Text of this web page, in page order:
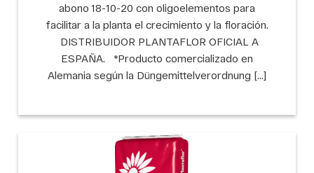
abono 18-10-20 con oligoelementos para
facilitar a la planta el crecimiento y la floración.
DISTRIBUIDOR PLANTAFLOR OFICIAL A
ESPAÑA. *Producto comercializado en
Alemania según la Düngemittelverordnung […]